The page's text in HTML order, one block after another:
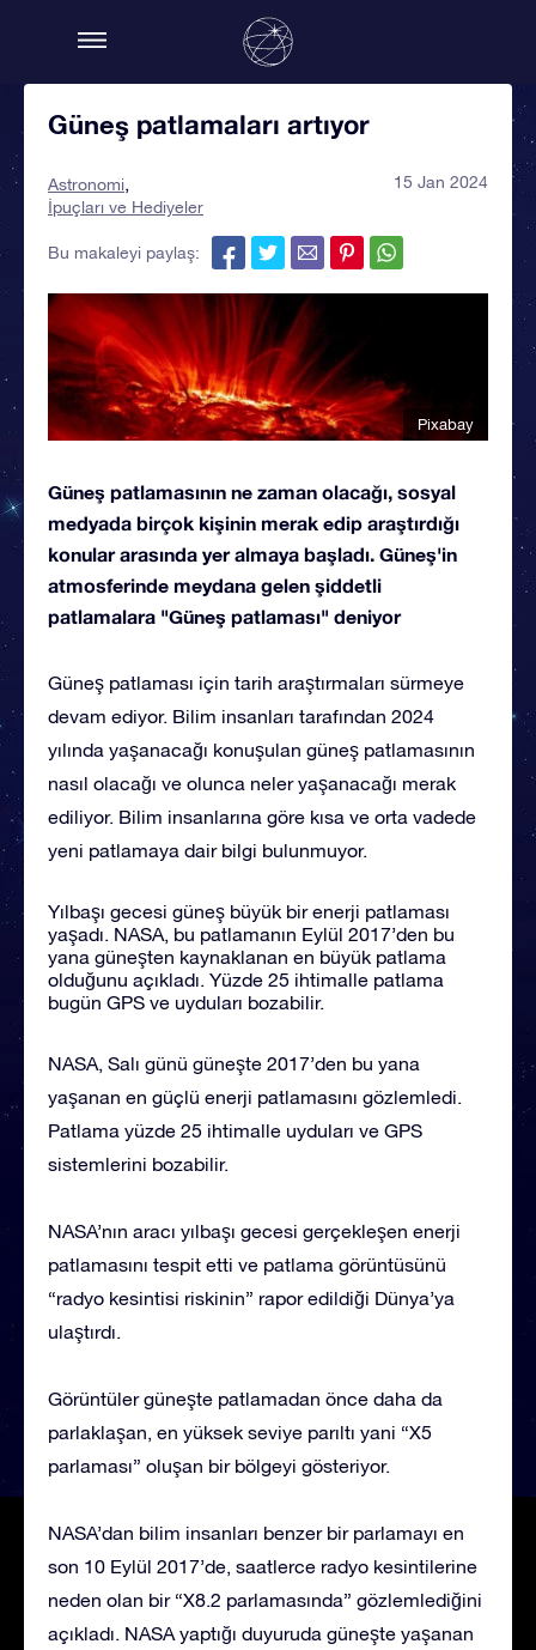
Güneş patlamaları artıyor
Astronomi
İpuçları ve Hediyeler
15 Jan 2024
Bu makaleyi paylaş:
Pixabay
Güneş patlamasının ne zaman olacağı, sosyal
medyada birçok kişinin merak edip araştırdığı
konular arasında yer almaya başladı. Güneş'in
atmosferinde meydana gelen şiddetli
patlamalara "Güneş patlaması" deniyor
Güneş patlaması için tarih araştırmaları sürmeye
devam ediyor. Bilim insanları tarafından 2024
yılında yaşanacağı konuşulan güneş patlamasının
nasıl olacağı ve olunca neler yaşanacağı merak
ediliyor. Bilim insanlarına göre kısa ve orta vadede
yeni patlamaya dair bilgi bulunmuyor.
Yılbaşı gecesi güneş büyük bir enerji patlaması
yaşadı. NASA, bu patlamanın Eylül 2017’den bu
yana güneşten kaynaklanan en büyük patlama
olduğunu açıkladı. Yüzde 25 ihtimalle patlama
bugün GPS ve uyduları bozabilir.
NASA, Salı günü güneşte 2017’den bu yana
yaşanan en güçlü enerji patlamasını gözlemledi.
Patlama yüzde 25 ihtimalle uyduları ve GPS
sistemlerini bozabilir.
NASA’nın aracı yılbaşı gecesi gerçekleşen enerji
patlamasını tespit etti ve patlama görüntüsünü
“radyo kesintisi riskinin” rapor edildiği Dünya’ya
ulaştırdı.
Görüntüler güneşte patlamadan önce daha da
parlaklaşan, en yüksek seviye parıltı yani “X5
parlaması” oluşan bir bölgeyi gösteriyor.
NASA’dan bilim insanları benzer bir parlamayı en
son 10 Eylül 2017’de, saatlerce radyo kesintilerine
neden olan bir “X8.2 parlamasında” gözlemlediğini
açıkladı. NASA yaptığı duyuruda güneşte yaşanan